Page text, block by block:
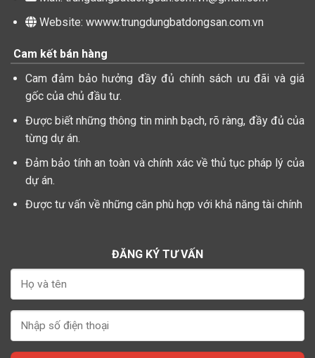
Website: wwww.trungdungbatdongsan.com.vn
Cam kết bán hàng
Cam đảm bảo hưởng đầy đủ chính sách ưu đãi và giá
gốc của chủ đầu tư.
Được biết những thông tin minh bạch, rõ ràng, đầy đủ của
từng dự án.
Đảm bảo tính an toàn và chính xác về thủ tục pháp lý của
dự án.
Được tư vấn về những căn phù hợp với khả năng tài chính
ĐĂNG KÝ TƯ VẤN